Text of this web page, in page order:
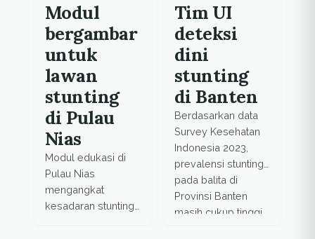
Modul
bergambar
untuk
lawan
stunting
di Pulau
Nias
Modul edukasi di
Pulau Nias
mengangkat
kesadaran stunting
Tim UI
deteksi
dini
stunting
di Banten
Berdasarkan data
Survey Kesehatan
Indonesia 2023,
prevalensi stunting
pada balita di
Provinsi Banten
masih cukup tinggi.